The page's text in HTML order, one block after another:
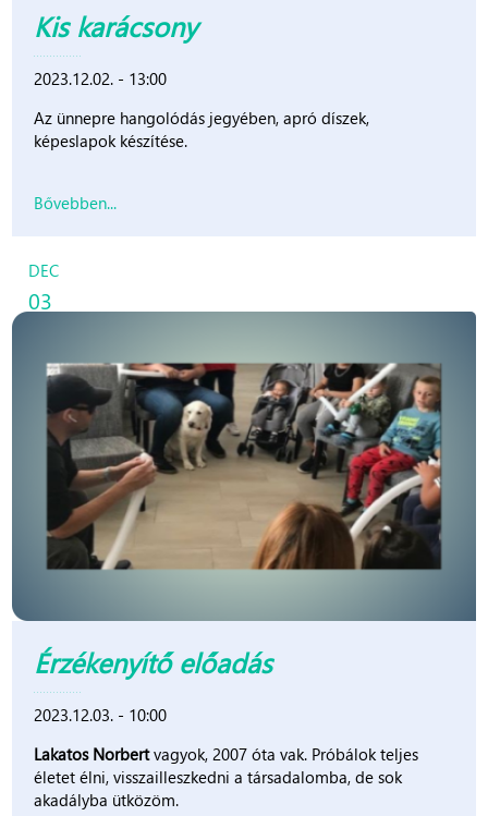
Kis karácsony
2023.12.02. - 13:00
Az ünnepre hangolódás jegyében, apró díszek,
képeslapok készítése.
Bővebben...
DEC
03
Érzékenyítő előadás
2023.12.03. - 10:00
Lakatos Norbertvagyok, 2007 óta vak. Próbálok teljes
életet élni, visszailleszkedni a társadalomba, de sok
akadályba ütközöm.